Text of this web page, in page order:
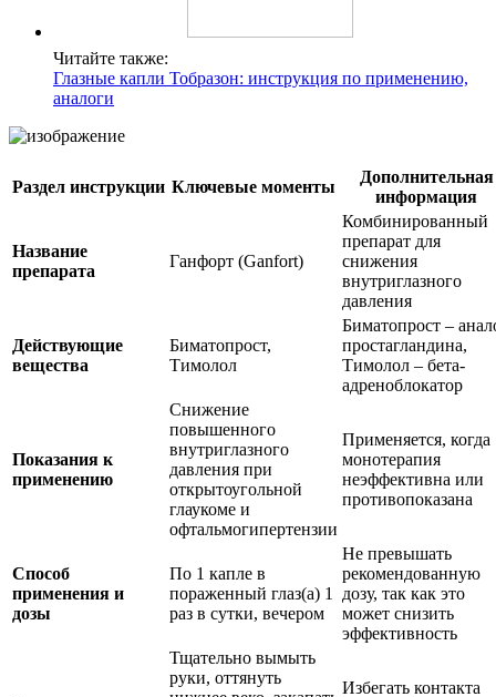
Читайте также:
Глазные капли Тобразон: инструкция по применению,
аналоги
Раздел инструкции Ключевые моменты
Дополнительная
информация
Название
препарата
Ганфорт (Ganfort)
Комбинированный
препарат для
снижения
внутриглазного
давления
Действующие
вещества
Биматопрост,
Тимолол
Биматопрост –
простагландина,
Тимолол – бета-
адреноблокатор
Показания к
применению
Снижение
повышенного
внутриглазного
давления при
открытоугольной
глаукоме и
офтальмогипертензии
Применяется, когда
монотерапия
неэффективна или
противопоказана
Способ
применения и
дозы
По 1 капле в
пораженный глаз(а) 1
раз в сутки, вечером
Не превышать
рекомендованную
дозу, так как это
может снизить
эффективность
Тщательно вымыть
руки, оттянуть
Избегать контакта